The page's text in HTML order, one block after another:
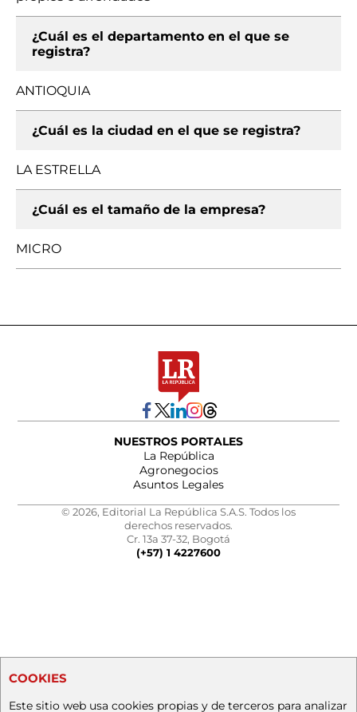
¿Cuál es el departamento en el que se
registra?
ANTIOQUIA
¿Cuál es la ciudad en el que se registra?
LA ESTRELLA
¿Cuál es el tamaño de la empresa?
MICRO
NUESTROS PORTALES
La República
Agronegocios
Asuntos Legales
© 2026, Editorial La República S.A.S. Todos los
derechos reservados.
Cr. 13a 37-32, Bogotá
(+57) 1 4227600
COOKIES
Este sitio web usa cookies propias y de terceros para analizar